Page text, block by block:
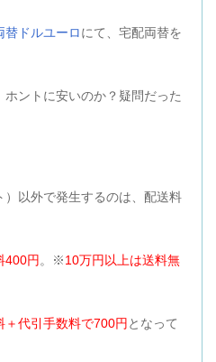
替ドルユーロにて、宅配両替を
ントに安いのか？疑問だった
以外で発生するのは、配送料
400円。※10万円以上は送料無
＋代引手数料で700円 となって